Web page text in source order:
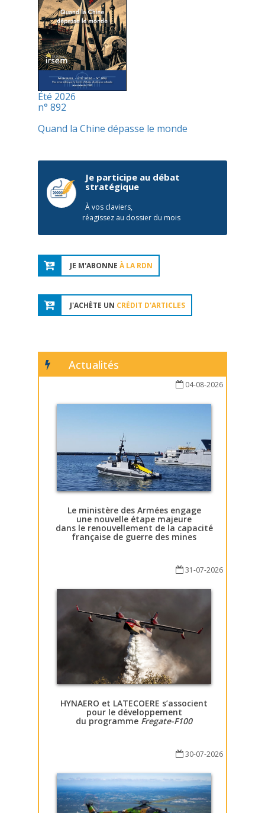
Été 2026
n° 892
Quand la Chine dépasse le monde
Je participe au débat
stratégique
À vos claviers,
réagissez au dossier du mois
JE M'ABONNE À LA RDN
J'ACHÈTE UN CRÉDIT D'ARTICLES
Actualités
04-08-2026
Le ministère des Armées engage
une nouvelle étape majeure
dans le renouvellement de la capacité
française de guerre des mines
31-07-2026
HYNAERO et LATECOERE s’associent
pour le développement
du programme Fregate-F100
30-07-2026